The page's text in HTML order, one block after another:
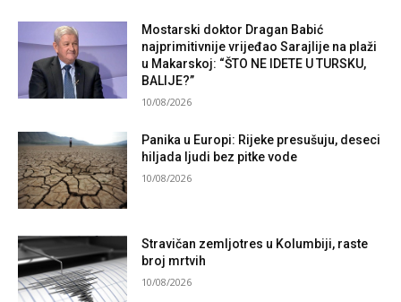
Mostarski doktor Dragan Babić
najprimitivnije vrijeđao Sarajlije na plaži
u Makarskoj: “ŠTO NE IDETE U TURSKU,
BALIJE?”
10/08/2026
Panika u Europi: Rijeke presušuju, deseci
hiljada ljudi bez pitke vode
10/08/2026
Stravičan zemljotres u Kolumbiji, raste
broj mrtvih
10/08/2026